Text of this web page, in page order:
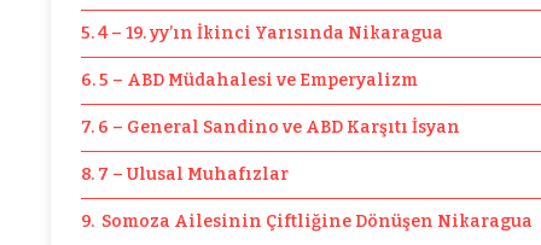
5. 4 – 19. yy’ın İkinci Yarısında Nikaragua
6. 5 – ABD Müdahalesi ve Emperyalizm
7. 6 – General Sandino ve ABD Karşıtı İsyan
8. 7 – Ulusal Muhafızlar
9. Somoza Ailesinin Çiftliğine Dönüşen Nikaragua